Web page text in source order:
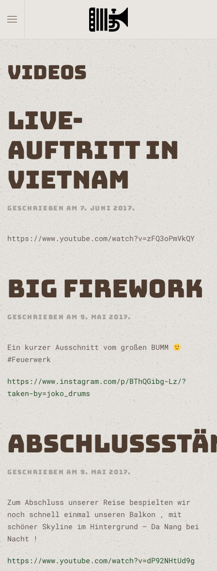
Skip to main content
VIDEOS
LIVE-
AUFTRITT IN
VIETNAM
GESCHRIEBEN AM 7. JUNI 2017.
https://www.youtube.com/watch?v=zFQ3oPmVkQY
BIG FIREWORK
GESCHRIEBEN AM9. MAI 2017.
Ein kurzer Ausschnitt vom großen BUMM
#Feuerwerk
https://www.instagram.com/p/BThQGibg-Lz/?
taken-by=joko_drums
GESCHRIEBEN AM 9. MAI 2017.
Zum Abschluss unserer Reise bespielten wir
noch schnell einmal unseren Balkon , mit
schöner Skyline im Hintergrund – Da Nang bei
Nacht !
https://www.youtube.com/watch?v=dP92NHtUd9g